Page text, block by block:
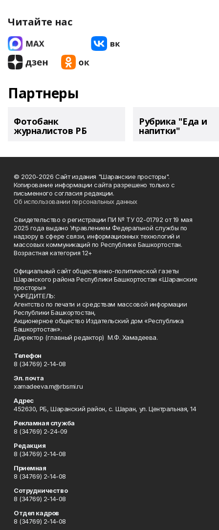
Читайте нас
Партнеры
Фотобанк
журналистов РБ
Рубрика "Еда и
напитки"
© 2020-2026 Сайт издания "Шаранские просторы".
Копирование информации сайта разрешено только с
письменного согласия редакции.
Об использовании персональных данных
Свидетельство о регистрации ПИ № ТУ 02-01792 от 19 мая
2025 года выдано Управлением Федеральной службы по
надзору в сфере связи, информационных технологий и
массовых коммуникаций по Республике Башкортостан.
Возрастная категория 12+
Официальный сайт общественно-политической газеты
Шаранского района Республики Башкортостан «Шаранские
просторы»
УЧРЕДИТЕЛЬ:
Агентство по печати и средствам массовой информации
Республики Башкортостан,
Акционерное общество Издательский дом «Республика
Башкортостан».
Директор (главный редактор) М.Ф. Хамадеева.
Телефон
8 (34769) 2-14-08
Эл. почта
xamadeeva.m@rbsmi.ru
Адрес
452630, РБ, Шаранский район, с. Шаран, ул. Центральная, 14
Рекламная служба
8 (34769) 2-24-09
Редакция
8 (34769) 2-14-08
Приемная
8 (34769) 2-14-08
Сотрудничество
8 (34769) 2-14-08
Отдел кадров
8 (34769) 2-14-08